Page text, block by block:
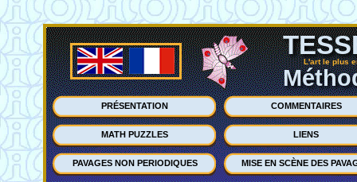
L'art le plus
PRÉSENTATION COMMENTAIRES
MATH PUZZLES LIENS
PAVAGES NON PERIODIQUES MISE EN SCÈNE DES